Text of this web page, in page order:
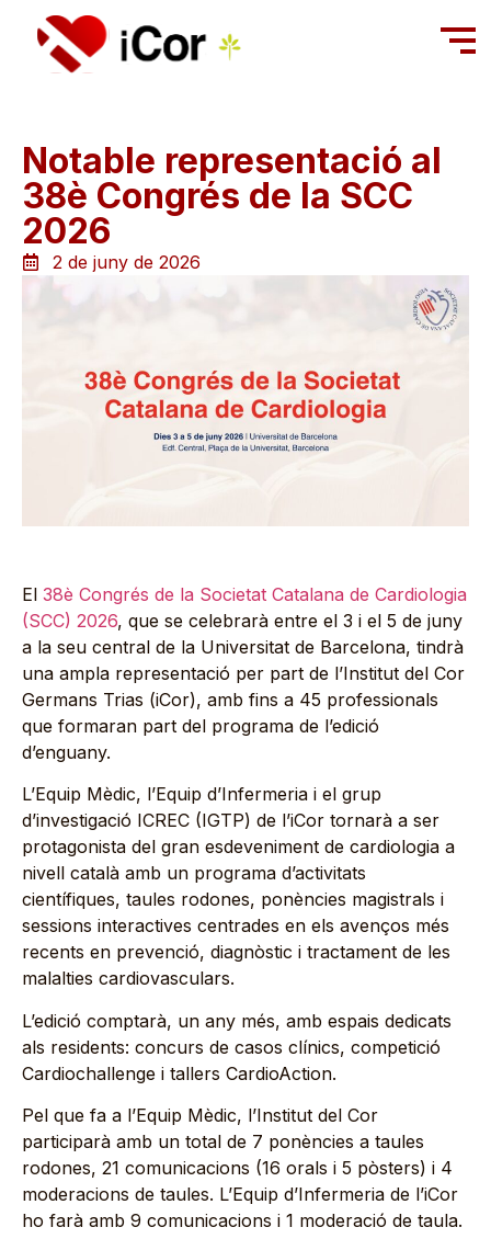
Notable representació al
38è Congrés de la SCC
2026
2 de juny de 2026
El 38è Congrés de la Societat Catalana de Cardiologia
(SCC) 2026, que se celebrarà entre el 3 i el 5 de juny
a la seu central de la Universitat de Barcelona, tindrà
una ampla representació per part de l’Institut del Cor
Germans Trias (iCor), amb fins a 45 professionals
que formaran part del programa de l’edició
d’enguany.
L’Equip Mèdic, l’Equip d’Infermeria i el grup
d’investigació ICREC (IGTP) de l’iCor tornarà a ser
protagonista del gran esdeveniment de cardiologia a
nivell català amb un programa d’activitats
científiques, taules rodones, ponències magistrals i
sessions interactives centrades en els avenços més
recents en prevenció, diagnòstic i tractament de les
malalties cardiovasculars.
L’edició comptarà, un any més, amb espais dedicats
als residents: concurs de casos clínics, competició
Cardiochallenge i tallers CardioAction.
Pel que fa a l’Equip Mèdic, l’Institut del Cor
participarà amb un total de 7 ponències a taules
rodones, 21 comunicacions (16 orals i 5 pòsters) i 4
moderacions de taules. L’Equip d’Infermeria de l’iCor
ho farà amb 9 comunicacions i 1 moderació de taula.